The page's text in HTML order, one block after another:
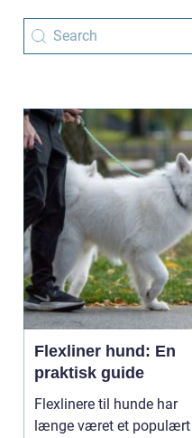
Flexliner hund: En
praktisk guide
Flexlinere til hunde har
længe været et populært